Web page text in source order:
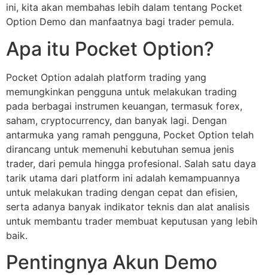
ini, kita akan membahas lebih dalam tentang Pocket
Option Demo dan manfaatnya bagi trader pemula.
Apa itu Pocket Option?
Pocket Option adalah platform trading yang
memungkinkan pengguna untuk melakukan trading
pada berbagai instrumen keuangan, termasuk forex,
saham, cryptocurrency, dan banyak lagi. Dengan
antarmuka yang ramah pengguna, Pocket Option telah
dirancang untuk memenuhi kebutuhan semua jenis
trader, dari pemula hingga profesional. Salah satu daya
tarik utama dari platform ini adalah kemampuannya
untuk melakukan trading dengan cepat dan efisien,
serta adanya banyak indikator teknis dan alat analisis
untuk membantu trader membuat keputusan yang lebih
baik.
Pentingnya Akun Demo